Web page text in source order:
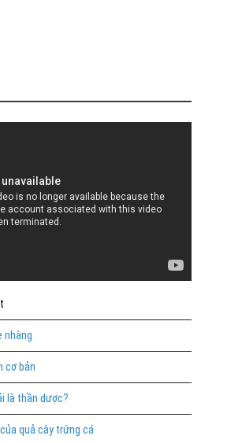
nhàng
cơ bản
là thần dược?
quả cây trứng cá